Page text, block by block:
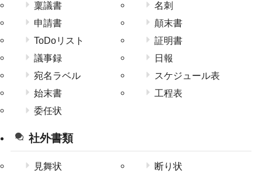
稟議書
名刺
申請書
顛末書
ToDoリスト
証明書
議事録
日報
宛名ラベル
スケジュール表
始末書
工程表
委任状
社外書類
見舞状
断り状